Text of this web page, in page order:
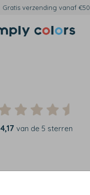
Gratis verzending vanaf €50
4,17 van de 5 sterren